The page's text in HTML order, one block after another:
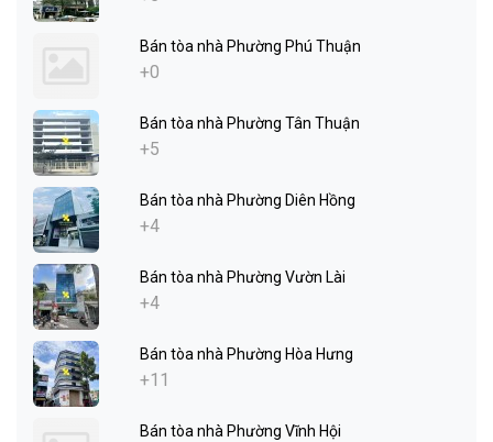
Bán tòa nhà Phường Phú Thuận
+0
Bán tòa nhà Phường Tân Thuận
+5
Bán tòa nhà Phường Diên Hồng
+4
Bán tòa nhà Phường Vườn Lài
+4
Bán tòa nhà Phường Hòa Hưng
+11
Bán tòa nhà Phường Vĩnh Hội